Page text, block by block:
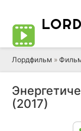
LORD
Лордфильм »
(2017)